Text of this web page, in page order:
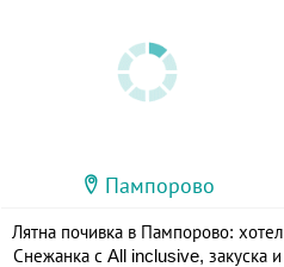
Пампорово
Лятна почивка в Пампорово: хотел
Снежанка с All inclusive, закуска и